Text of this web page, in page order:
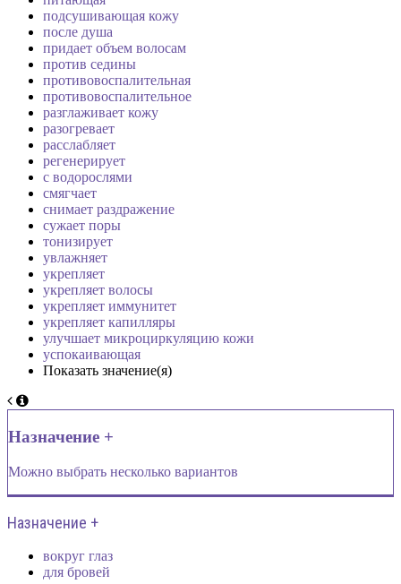
подсушивающая кожу
после душа
придает объем волосам
против седины
противовоспалительная
противовоспалительное
разглаживает кожу
разогревает
расслабляет
регенерирует
с водорослями
смягчает
снимает раздражение
сужает поры
тонизирует
увлажняет
укрепляет
укрепляет волосы
укрепляет иммунитет
укрепляет капилляры
улучшает микроциркуляцию кожи
успокаивающая
Показать значение(я)
Назначение +
Можно выбрать несколько вариантов
Назначение +
вокруг глаз
для бровей